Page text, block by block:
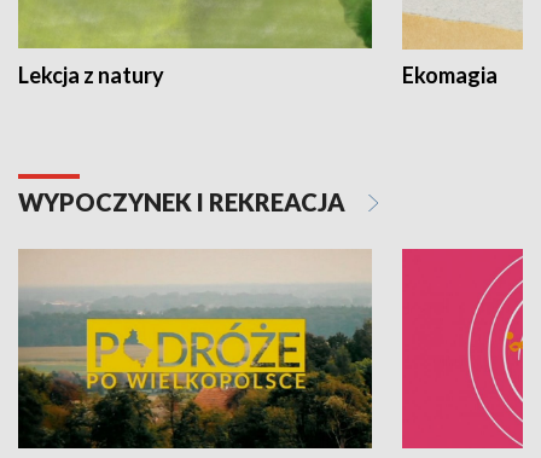
Lekcja z natury Ekomagia
WYPOCZYNEK I REKREACJA